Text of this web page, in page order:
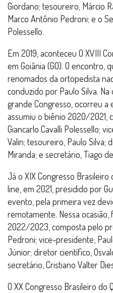
Giordano; tesoureiro, Márcio
Marco Antônio Pedroni; e o
Polessello.
Em 2019, aconteceu O XVIII
em Goiânia (GO). O encontro,
renomados da ortopedista
conduzido por Paulo Silva.
grande Congresso, ocorreu a
assumiu o biênio 2020/2021,
Giancarlo Cavalli Polessello;
Valin; tesoureiro, Paulo Silva;
Miranda; e secretário, Tiago
Já o XIX Congresso
line, em 2021, presidido por
evento, pela primeira vez
remotamente. Nessa
2022/2023, composta pelo
Pedroni; vice-presidente,
Júnior; diretor científico,
secretário, Cristiano Valter
O XX Congresso Brasileiro